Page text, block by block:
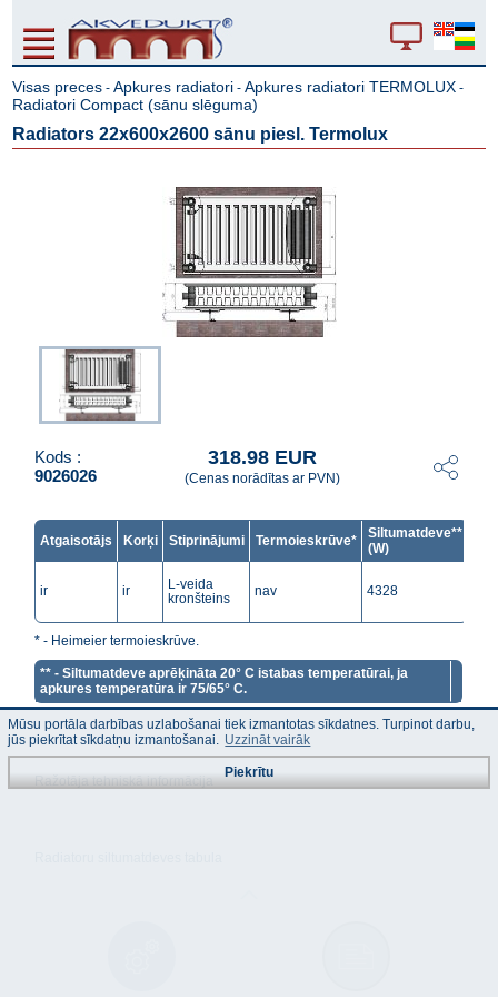
Visas preces -Apkures radiatori -Apkures radiatori TERMOLUX -
Radiatori Compact (sānu slēguma)
Radiators 22x600x2600 sānu piesl. Termolux
Kods :
9026026
318.98 EUR
(Cenas norādītas ar PVN)
Atgaisotājs Korķi Stiprinājumi Termoieskrūve*
Siltumatdeve**
(W)
ir ir
L-veida
kronšteins
nav 4328
* - Heimeier termoieskrūve.
** - Siltumatdeve aprēķināta 20° C istabas temperatūrai, ja
apkures temperatūra ir 75/65° C.
Ražotāja tehniskā informācija
Mūsu portāla darbības uzlabošanai tiek izmantotas sīkdatnes. Turpinot darbu,
jūs piekrītat sīkdatņu izmantošanai. Uzzināt vairāk
Piekrītu